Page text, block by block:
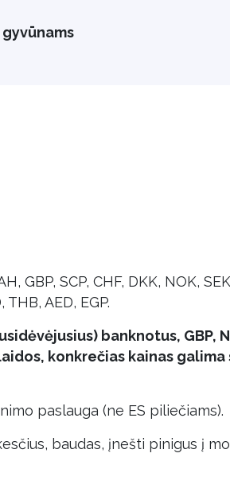
GBP, SCP, CHF, DKK, NOK,
THB, AED, EGP.
banknotus, GBP,
konkrečias kainas galima
paslauga (ne ES piliečiams).
baudas, įnešti pinigus į